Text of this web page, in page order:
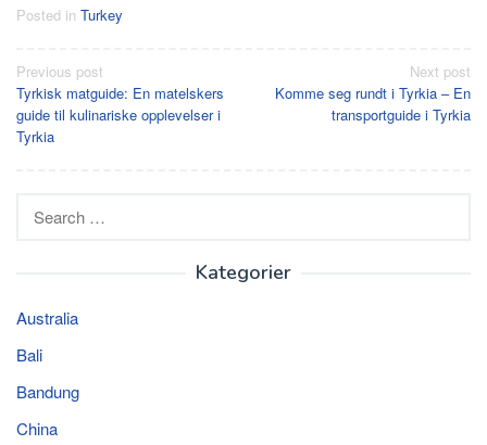
Posted in Turkey
Post
navigation
Previous post
Tyrkisk matguide: En matelskers
guide til kulinariske opplevelser i
Tyrkia
Next post
Komme seg rundt i Tyrkia – En
transportguide i Tyrkia
for:
Kategorier
Australia
Bali
Bandung
China